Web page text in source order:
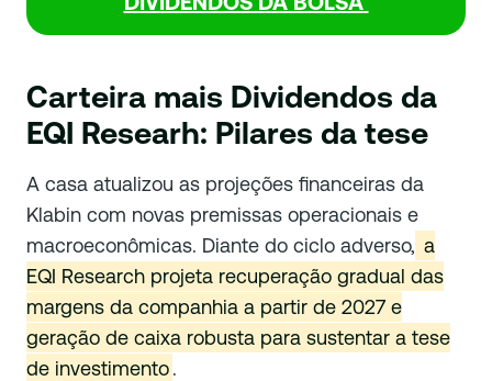
Carteira mais Dividendos da
EQI Researh: Pilares da tese
A casa atualizou as projeções financeiras da
Klabin com novas premissas operacionais e
macroeconômicas. Diante do ciclo adverso, a
EQI Research projeta recuperação gradual das
margens da companhia a partir de 2027 e
geração de caixa robusta para sustentar a tese
de investimento.